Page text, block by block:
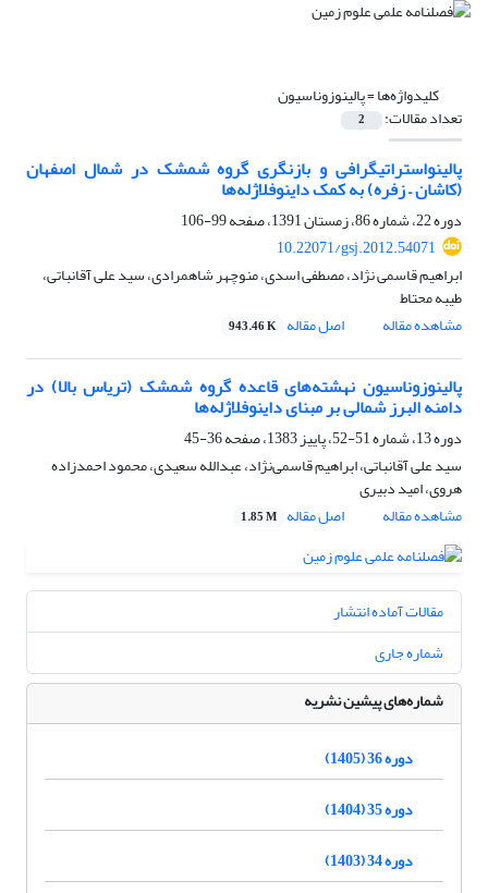
کلیدواژه‌ها =پالینوزوناسیون
تعداد مقالات: 2
پالینواستراتیگرافی و بازنگری گروه شمشک در شمال اصفهان
(کاشان – زفره) به کمک داینوفلاژله‌ها
دوره 22، شماره 86، زمستان 1391، صفحه
99-106
10.22071/gsj.2012.54071
ابراهیم قاسمی ن‍ژاد، مصطفی اسدی، منوچهر شاهمرادی، سید علی آقانباتی،
طیبه محتاط
مشاهده مقاله
اصل مقاله 943.46 K
پالینوزوناسیون نهشته‌های قاعده گروه شمشک (تریاس بالا) در
دامنه البرز شمالی بر مبنای داینوفلاژله‌ها
دوره 13، شماره 51-52، پاییز 1383، صفحه
36-45
سید علی آقانباتی، ابراهیم قاسمی‌نژاد، عبدالله سعیدی، محمود احمدزاده
هروی، امید دبیری
مشاهده مقاله
اصل مقاله 1.85 M
مقالات آماده انتشار
شماره جاری
شماره‌های پیشین نشریه
دوره 36 (1405)
دوره 35 (1404)
دوره 34 (1403)